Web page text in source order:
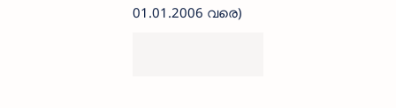
01.01.2006 വരെ)